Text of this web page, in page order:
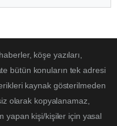
köşe yazıları,
bütün konuların tek adresi
kaynak gösterilmeden
olarak kopyalanamaz,
yapan kişi/kişiler için yasal